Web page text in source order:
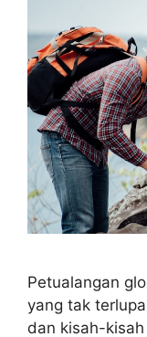
Petualangan
yang tak
dan kisah-